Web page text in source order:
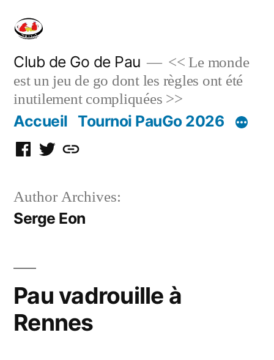
content
Club de Go de Pau
<< Le monde
est un jeu de go dont les règles ont été
inutilement compliquées >>
Accueil Tournoi PauGo 2026
Facebook
TwitterDiscord
Author Archives:
Serge Eon
Pau vadrouille à
Rennes